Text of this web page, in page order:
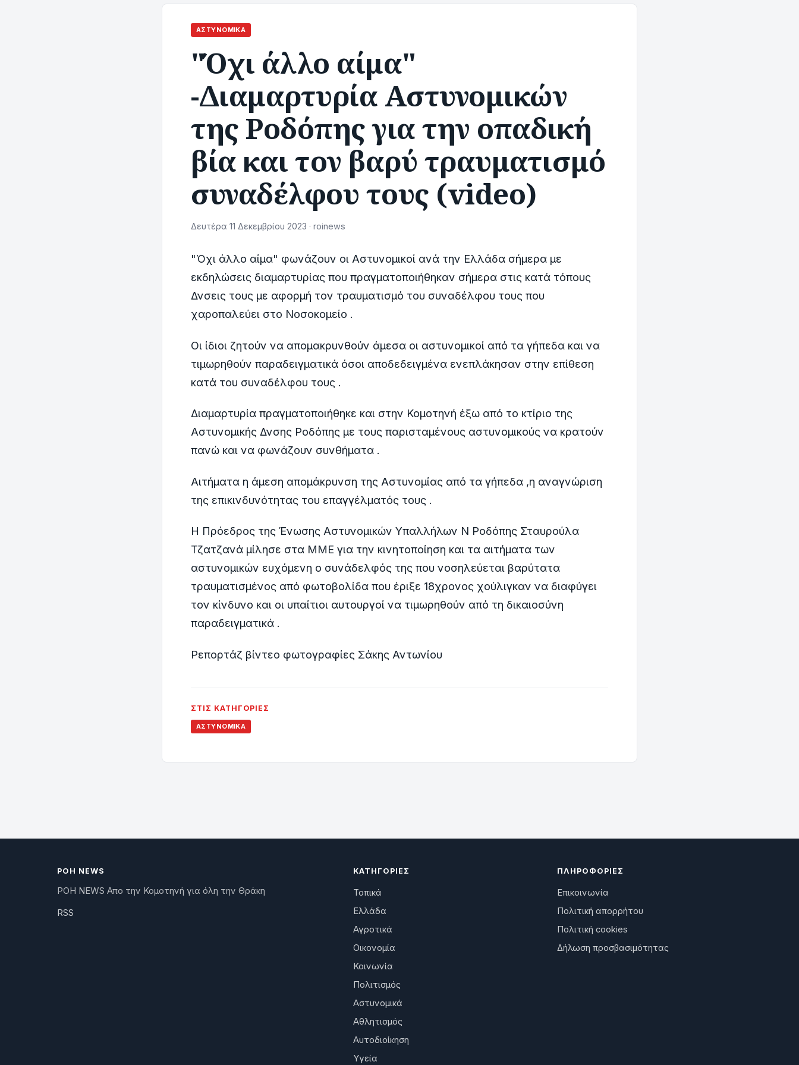
ΑΣΤΥΝΟΜΙΚΆ
"Όχι άλλο αίμα"
-Διαμαρτυρία Αστυνομικών
της Ροδόπης για την οπαδική
βία και τον βαρύ τραυματισμό
συναδέλφου τους (video)
Δευτέρα 11 Δεκεμβρίου 2023 · roinews
"Όχι άλλο αίμα" φωνάζουν οι Αστυνομικοί ανά την Ελλάδα σήμερα με
εκδηλώσεις διαμαρτυρίας που πραγματοποιήθηκαν σήμερα στις κατά τόπους
Δνσεις τους με αφορμή τον τραυματισμό του συναδέλφου τους που
χαροπαλεύει στο Νοσοκομείο .
Οι ίδιοι ζητούν να απομακρυνθούν άμεσα οι αστυνομικοί από τα γήπεδα και να
τιμωρηθούν παραδειγματικά όσοι αποδεδειγμένα ενεπλάκησαν στην επίθεση
κατά του συναδέλφου τους .
Διαμαρτυρία πραγματοποιήθηκε και στην Κομοτηνή έξω από το κτίριο της
Αστυνομικής Δνσης Ροδόπης με τους παρισταμένους αστυνομικούς να κρατούν
πανώ και να φωνάζουν συνθήματα .
Αιτήματα η άμεση απομάκρυνση της Αστυνομίας από τα γήπεδα ,η αναγνώριση
της επικινδυνότητας του επαγγέλματός τους .
Η Πρόεδρος της Ένωσης Αστυνομικών Υπαλλήλων Ν Ροδόπης Σταυρούλα
Τζατζανά μίλησε στα ΜΜΕ για την κινητοποίηση και τα αιτήματα των
αστυνομικών ευχόμενη ο συνάδελφός της που νοσηλεύεται βαρύτατα
τραυματισμένος από φωτοβολίδα που έριξε 18χρονος χούλιγκαν να διαφύγει
τον κίνδυνο και οι υπαίτιοι αυτουργοί να τιμωρηθούν από τη δικαιοσύνη
παραδειγματικά .
Ρεπορτάζ βίντεο φωτογραφίες Σάκης Αντωνίου
ΣΤΙΣ ΚΑΤΗΓΟΡΊΕΣ
ΑΣΤΥΝΟΜΙΚΆ
ΡΟΗ NEWS
ΡΟΗ NEWS Απο την Κομοτηνή για όλη την Θράκη
RSS
ΚΑΤΗΓΟΡΊΕΣ
Τοπικά
Ελλάδα
Αγροτικά
Οικονομία
Κοινωνία
Πολιτισμός
Αστυνομικά
Αθλητισμός
Αυτοδιοίκηση
Υγεία
ΠΛΗΡΟΦΟΡΊΕΣ
Επικοινωνία
Πολιτική απορρήτου
Πολιτική cookies
Δήλωση προσβασιμότητας